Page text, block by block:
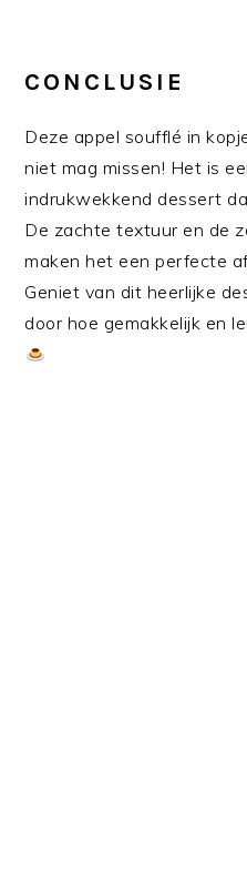
CONCLUSIE
Deze appel soufflé in
niet mag missen! Het is
indrukwekkend dessert
De zachte textuur en de
maken het een perfecte
Geniet van dit heerlijke
door hoe gemakkelijk en